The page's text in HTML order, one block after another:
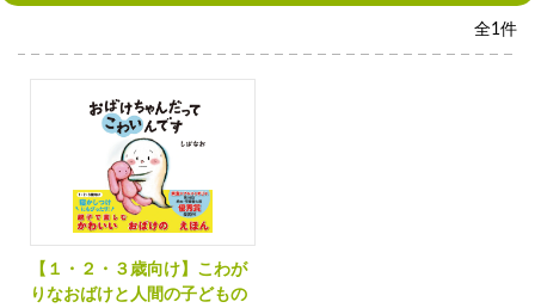
全1件
【１・２・３歳向け】こわが
りなおばけと人間の子どもの